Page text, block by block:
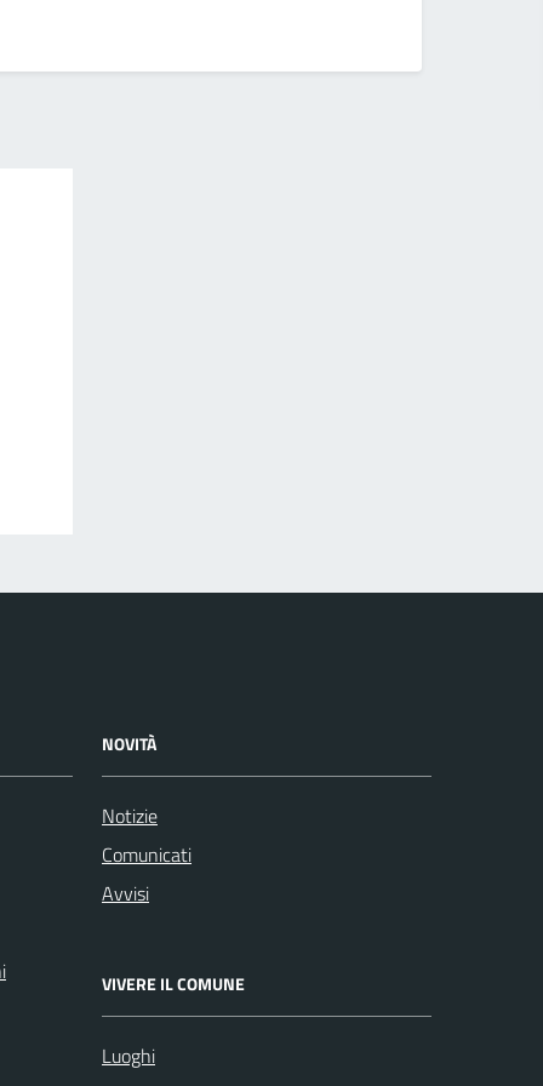
NOVITÀ
Notizie
Comunicati
Avvisi
VIVERE IL COMUNE
Luoghi